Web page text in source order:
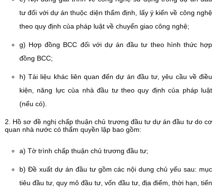
tư đối với dự án thuộc diện thẩm định, lấy ý kiến về công nghệ
theo quy định của pháp luật về chuyển giao công nghệ;
g) Hợp đồng BCC đối với dự án đầu tư theo hình thức hợp
đồng BCC;
h) Tài liệu khác liên quan đến dự án đầu tư, yêu cầu về điều
kiện, năng lực của nhà đầu tư theo quy định của pháp luật
(nếu có).
2. Hồ sơ đề nghị chấp thuận chủ trương đầu tư dự án đầu tư do cơ
quan nhà nước có thẩm quyền lập bao gồm:
a) Tờ trình chấp thuận chủ trương đầu tư;
b) Đề xuất dự án đầu tư gồm các nội dung chủ yếu sau: mục
tiêu đầu tư, quy mô đầu tư, vốn đầu tư, địa điểm, thời hạn, tiến